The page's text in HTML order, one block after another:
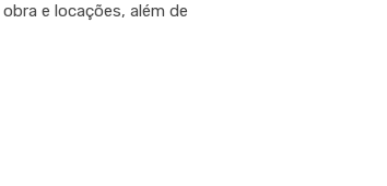
e locações, além de